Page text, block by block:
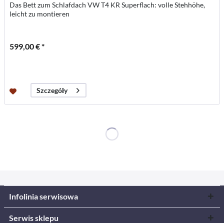
Das Bett zum Schlafdach VW T4 KR Superflach: volle Stehhöhe,
leicht zu montieren
599,00 € *
Szczegóły
Infolinia serwisowa
Serwis sklepu